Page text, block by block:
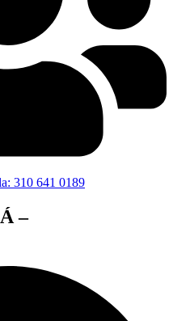
310 641 0189
–